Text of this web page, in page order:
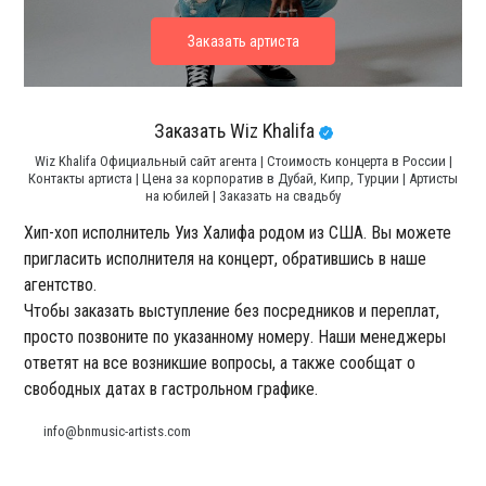
Заказать Wiz Khalifa
Wiz Khalifa Официальный сайт агента | Стоимость концерта в России |
Контакты артиста | Цена за корпоратив в Дубай, Кипр, Турции | Артисты
на юбилей | Заказать на свадьбу
Хип-хоп исполнитель Уиз Халифа родом из США. Вы можете
пригласить исполнителя на концерт, обратившись в наше
агентство.
Чтобы заказать выступление без посредников и переплат,
просто позвоните по указанному номеру. Наши менеджеры
ответят на все возникшие вопросы, а также сообщат о
свободных датах в гастрольном графике.
info@bnmusic-artists.com